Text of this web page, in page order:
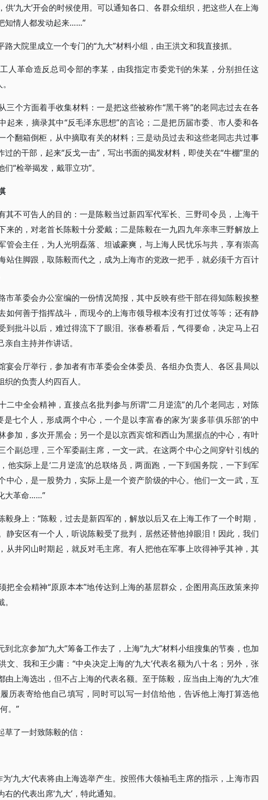
‘九大’开会的时候使用。可以通知各口、各群众组织，把这些人在上海
知情人都发动起来……”
大院里成立一个专门的“九大”材料小组，由王洪文和我直接抓。
人革命造反总司令部的李某，由我指定市委党刊的朱某，分别担任这
三个方面着手收集材料：一是把这些被称作“黑干将”的老同志过去在各
起来，摘录其中“反毛泽东思想”的言论；二是把历届市委、市人委和各
个翻箱倒柜，从中摘取有关的材料；三是动员过去和这些老同志共过事
的干部，起来“反戈一击”，写出书面的揭发材料，即使关在“牛棚”里的
“检举揭发，戴罪立功”。
其不可告人的目的：一是陈毅当过新四军代军长、三野司令员，上海干
来的，对老首长陈毅十分爱戴；二是陈毅在一九四九年亲率三野解放上
管会主任，为人光明磊落、坦诚豪爽，与上海人民忧乐与共，享有崇高
站住脚跟，取陈毅而代之，成为上海市的党政一把手，就必须千方百计
市革委会办公室编的一份情况简报，其中反映有些干部在得知陈毅挨整
如何善于指挥战斗，而现今的上海市领导根本没有打过仗等等；还有静
到批斗以后，难过得流下了眼泪。张春桥看后，气得要命，决定马上召
自主持并作讲话。
宴会厅举行，参加者有市革委会全体委员、各组办负责人、各区县局以
的负责人约四百人。
二中全会精神，直接点名批判参与所谓“二月逆流”的几个老同志，对陈
七个人，形成两个中心，一个是以李富春的家为‘裴多菲俱乐部’的中
参加，多次开黑会；另一个是以京西宾馆和西山为黑据点的中心，有叶
个副总理，三个军委副主席，一文一武。在这两个中心之间穿针引线的
他实际上是‘二月逆流’的总联络员，两面跑，一下到国务院，一下到军
中心，是一股势力，实际上是一个资产阶级的中心。他们一文一武，互
大革命……”
身上：“陈毅，过去是新四军的，解放以后又在上海工作了一个时期，
静安区有一个人，听说陈毅受了批判，居然还替他掉眼泪！因此，我们
从井冈山时期起，就反对毛主席。有人把他在军事上吹得神乎其神，其
把全会精神“原原本本”地传达到上海的基层群众，企图用高压政策来抑
北京参加“九大”筹备工作去了，上海“九大”材料小组搜集的节奏，也加
、我和王少庸：“中央决定上海的‘九大’代表名额为八十名；另外，张
上海选出，但不占上海的代表名额。至于陈毅，应当由上海的‘九大’准
历表寄给他自己填写，同时可以写一封信给他，告诉他上海打算选他
。”
了一封致陈毅的信：
‘九大’代表将由上海选举产生。按照伟大领袖毛主席的指示，上海市四
的代表出席‘九大’，特此通知。